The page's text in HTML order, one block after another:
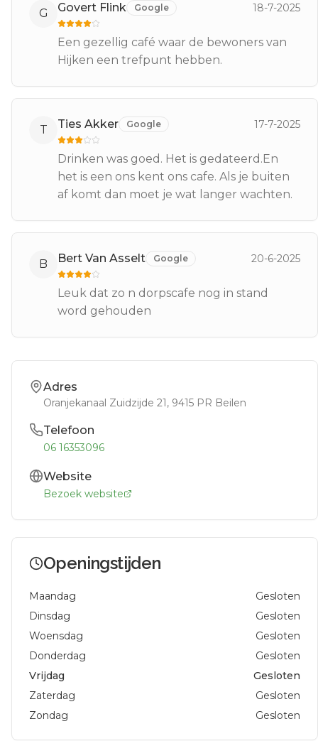
G Govert Flink Google 18-7-2025
Een gezellig café waar de bewoners van
Hijken een trefpunt hebben.
T Ties Akker Google 17-7-2025
Drinken was goed. Het is gedateerd.En
het is een ons kent ons cafe. Als je buiten
af komt dan moet je wat langer wachten.
B Bert Van Asselt Google 20-6-2025
Leuk dat zo n dorpscafe nog in stand
word gehouden
Adres
Oranjekanaal Zuidzijde 21, 9415 PR Beilen
Telefoon
06 16353096
Website
Bezoek website
Openingstijden
Maandag
Gesloten
Dinsdag
Gesloten
Woensdag
Gesloten
Donderdag
Gesloten
Vrijdag
Gesloten
Zaterdag
Gesloten
Zondag
Gesloten